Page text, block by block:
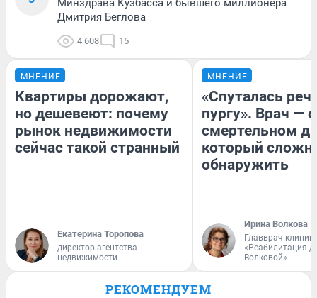
Дмитрия Беглова
4 608 15
МНЕНИЕ
Квартиры дорожают,
но дешевеют: почему
рынок недвижимости
сейчас такой странный
Екатерина Торопова
директор агентства
недвижимости
МНЕНИЕ
«Спуталась
пургу». Врач — о
смертельном
который
обнаружить
Ирина Волкова
Главврач
«Реабилитация
Волковой»
РЕКОМЕНДУЕМ